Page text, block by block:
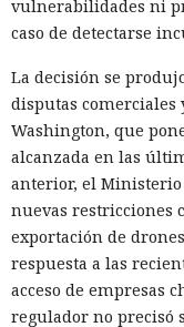
El navegador que
formularios y se
en su contra. En la
especialistas de la
navegador Atlas de
mensajes a
Amazon sin el
vulnerabilidades ni
caso de detectarse
La decisión se
disputas comerciales
Washington, que
alcanzada en las
anterior, el Ministerio
nuevas restricciones
exportación de
respuesta a las
acceso de empresas
regulador no precisó